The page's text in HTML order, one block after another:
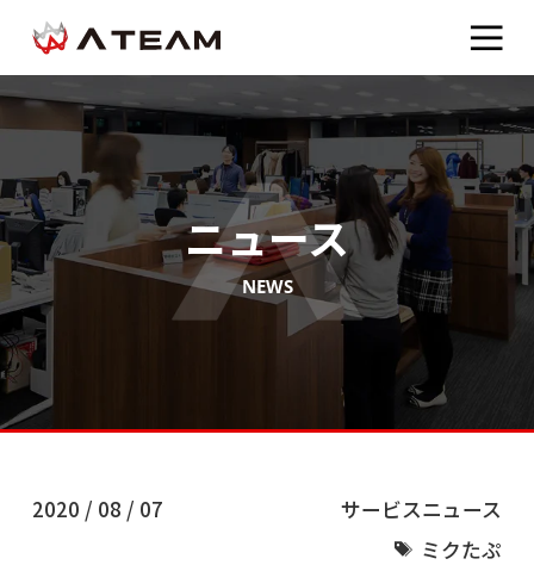
ニュース
NEWS
2020 / 08 / 07
サービスニュース
ミクたぷ